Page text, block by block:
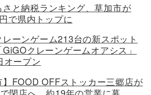
と納税ランキング、草加市が
で県内トップに
ーンゲーム213台の新スポット
クレーンゲームオアシス」
オープン
】FOOD OFFストッカー三郷店が
閉店へ 約19年の営業に幕